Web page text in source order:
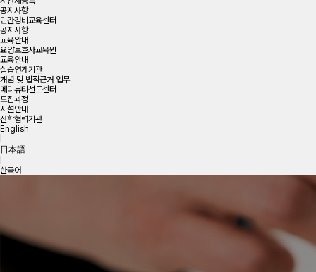
공지사항
민간경비교육센터
공지사항
교육안내
요양보호사교육원
교육안내
실습연계기관
개념 및 법적근거 업무
메디뷰티선도센터
모집과정
시설안내
산학협력기관
English
日本語
한국어